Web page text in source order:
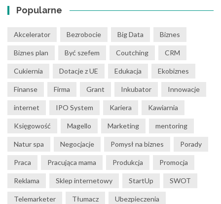
Popularne
Akcelerator Bezrobocie Big Data Biznes
Biznes plan Być szefem Coutching CRM
Cukiernia Dotacje z UE Edukacja Ekobiznes
Finanse Firma Grant Inkubator Innowacje
internet IPO System Kariera Kawiarnia
Księgowość Magello Marketing mentoring
Natur spa Negocjacje Pomysł na biznes Porady
Praca Pracująca mama Produkcja Promocja
Reklama Sklep internetowy StartUp SWOT
Telemarketer Tłumacz Ubezpieczenia